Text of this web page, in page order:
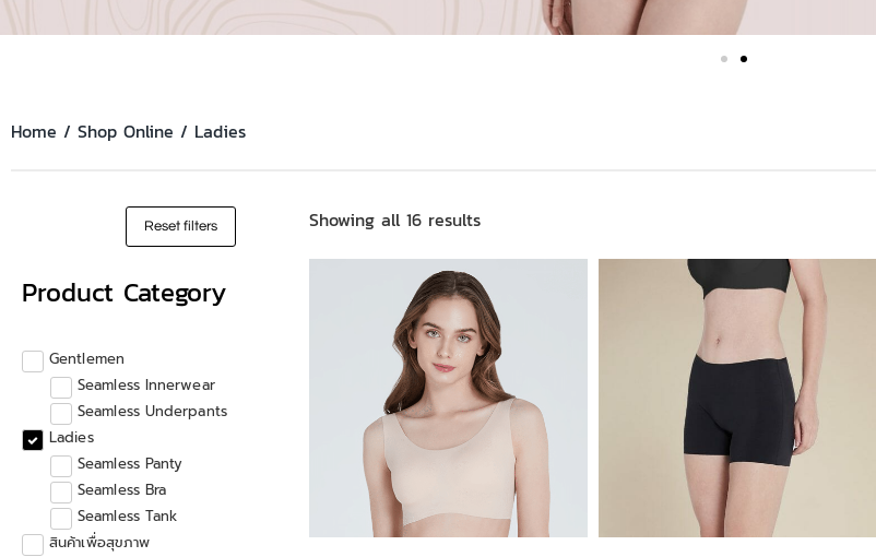
Home / Shop Online / Ladies
Reset filters
Product Category
Gentlemen
Seamless Innerwear
Seamless Underpants
Ladies
Seamless Panty
Seamless Bra
Seamless Tank
สินค้าเพื่อสุขภาพ
Showing all 16 results